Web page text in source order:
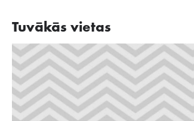
Tuvākās vietas